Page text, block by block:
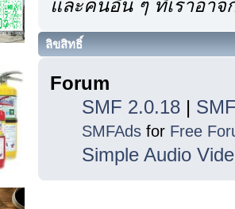
และคนอื่น ๆ ที่เราอา
ลิขสิทธิ์
Forum
SMF 2.0.18|
SMFAdsfor Free
Simple Audio